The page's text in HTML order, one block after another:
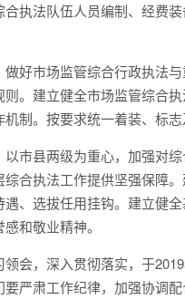
合执法队伍人员编制、经费
好市场监管综合行政执法
。建立健全市场监管综合
制。按要求统一着装、标志
以市县两级为重心，加强对
综合执法工作提供坚强保障
遇、选拔任用挂钩。建立健
和敬业精神。
会，深入贯彻落实，于
严肃工作纪律，加强协调